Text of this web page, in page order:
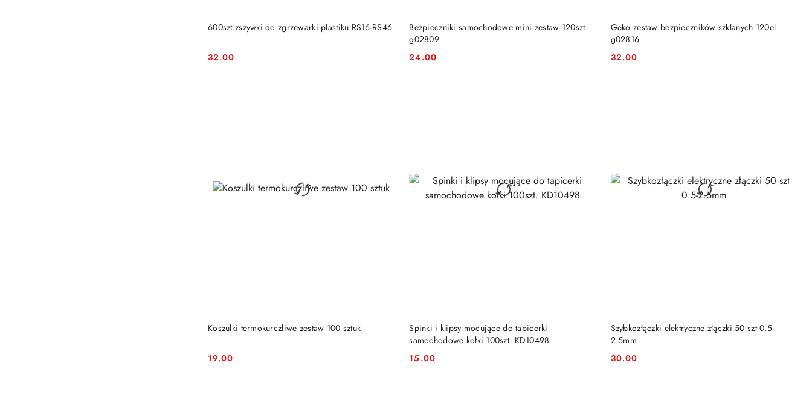
600szt zszywki do zgrzewarki plastiku RS16-RS46
Cena:
32.00
DO KOSZYKA
Bezpieczniki samochodowe mini zestaw 120szt
g02809
Cena:
24.00
DO KOSZYKA
Geko zestaw bezpieczników szklanych 120el
g02816
Cena:
32.00
DO KOSZYKA
Koszulki termokurczliwe zestaw 100 sztuk
Cena:
19.00
DO KOSZYKA
Spinki i klipsy mocujące do tapicerki
samochodowe kołki 100szt. KD10498
Cena:
15.00
DO KOSZYKA
Szybkozłączki elektryczne złączki 50 szt 0.5-
2.5mm
Cena:
30.00
DO KOSZYKA